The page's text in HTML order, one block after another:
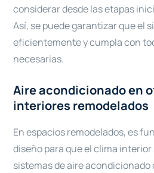
considerar desde las etapas
Así, se puede garantizar que el
eficientemente y cumpla con
necesarias.
Aire acondicionado en
interiores remodelados
En espacios remodelados, es
diseño para que el clima
sistemas de aire